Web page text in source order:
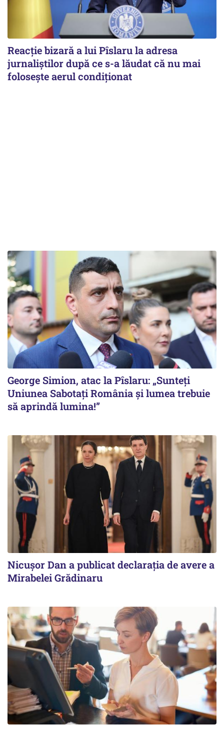
Reacție bizară a lui Pîslaru la adresa
jurnaliștilor după ce s-a lăudat că nu mai
folosește aerul condiționat
George Simion, atac la Pîslaru: „Sunteți
Uniunea Sabotați România și lumea trebuie
să aprindă lumina!”
Nicuşor Dan a publicat declaraţia de avere a
Mirabelei Grădinaru